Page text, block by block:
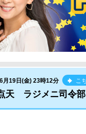
月19日(金) 23時12分 こ
天 ラジメニ司令